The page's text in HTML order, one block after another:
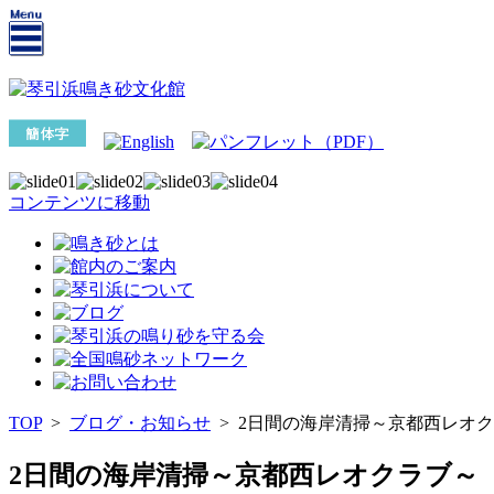
コンテンツに移動
TOP> ブログ・お知らせ > 2日間の海岸清掃～京都西レオ
2日間の海岸清掃～京都西レオクラブ～